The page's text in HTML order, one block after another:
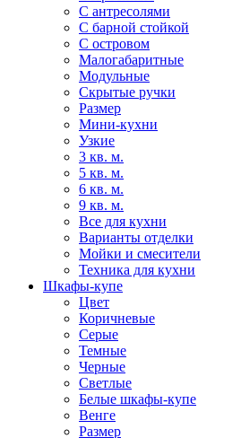
С антресолями
С барной стойкой
С островом
Малогабаритные
Модульные
Скрытые ручки
Размер
Мини-кухни
Узкие
3 кв. м.
5 кв. м.
6 кв. м.
9 кв. м.
Все для кухни
Варианты отделки
Мойки и смесители
Техника для кухни
Шкафы-купе
Цвет
Коричневые
Серые
Темные
Черные
Светлые
Белые шкафы-купе
Венге
Размер